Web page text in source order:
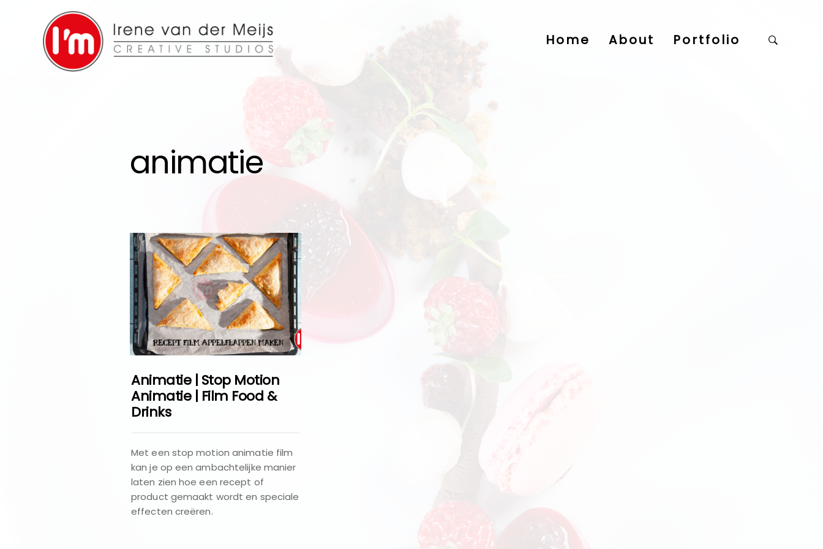
Home About Portfolio
animatie
Animatie | Stop Motion
Animatie | Film Food &
Drinks
Met een stop motion animatie film
kan je op een ambachtelijke manier
laten zien hoe een recept of
product gemaakt wordt en speciale
effecten creëren.